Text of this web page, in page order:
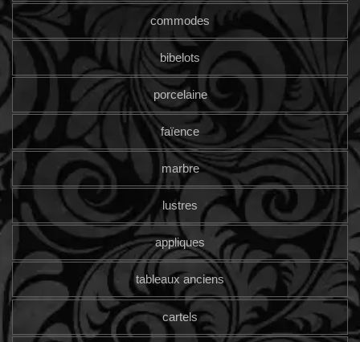
commodes
bibelots
porcelaine
faïence
marbre
lustres
appliques
tableaux anciens
cartels